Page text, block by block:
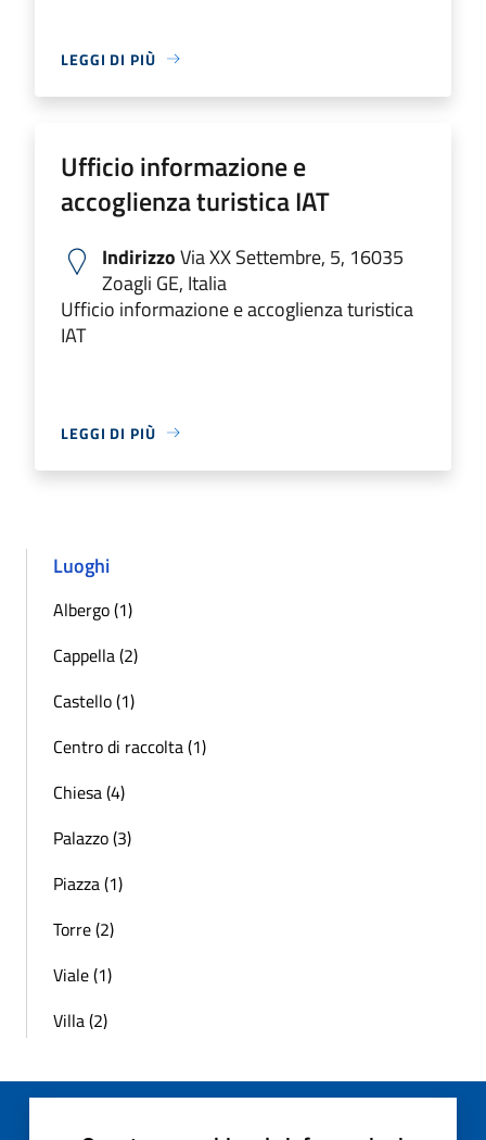
LEGGI DI PIÙ
Ufficio informazione e
accoglienza turistica IAT
IndirizzoVia XX Settembre, 5, 16035
Zoagli GE, Italia
Ufficio informazione e accoglienza turistica
IAT
LEGGI DI PIÙ
Luoghi
Albergo (1)
Cappella (2)
Castello (1)
Centro di raccolta (1)
Chiesa (4)
Palazzo (3)
Piazza (1)
Torre (2)
Viale (1)
Villa (2)